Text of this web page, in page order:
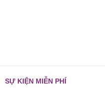
SỰ KIỆN MIỄN PHÍ